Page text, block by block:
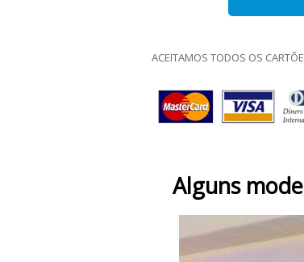
ACEITAMOS TODOS OS
Alguns